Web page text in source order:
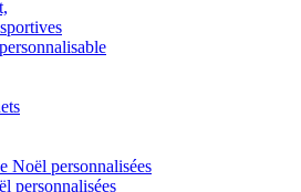
Noël personnalisées
personnalisées